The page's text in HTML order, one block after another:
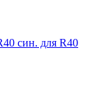
син. для R40